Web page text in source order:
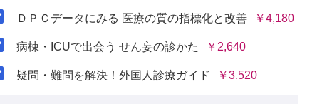
費の
ＤＰＣデータにみる 医療の質の指標化と改善 ￥4,180
病棟・ICUで出会う せん妄の診かた ￥2,640
疑問・難問を解決！外国人診療ガイド ￥3,520